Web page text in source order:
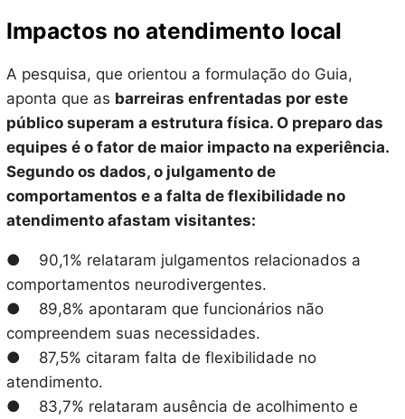
Impactos no atendimento local
A pesquisa, que orientou a formulação do Guia,
aponta que as barreiras enfrentadas por este
público superam a estrutura física. O preparo das
equipes é o fator de maior impacto na experiência.
Segundo os dados, o julgamento de
comportamentos e a falta de flexibilidade no
atendimento afastam visitantes:
● 90,1% relataram julgamentos relacionados a
comportamentos neurodivergentes.
● 89,8% apontaram que funcionários não
compreendem suas necessidades.
● 87,5% citaram falta de flexibilidade no
atendimento.
● 83,7% relataram ausência de acolhimento e